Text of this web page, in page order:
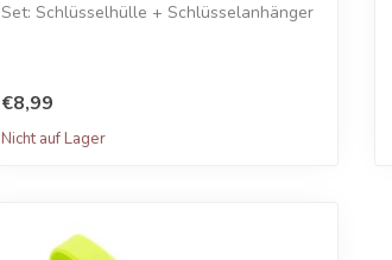
Set: Schlüsselhülle + Schlüsselanhänger
€8,99
Nicht auf Lager